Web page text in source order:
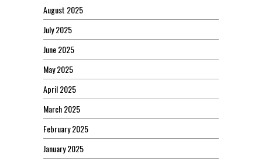
August 2025
July 2025
June 2025
May 2025
April 2025
March 2025
February 2025
January 2025